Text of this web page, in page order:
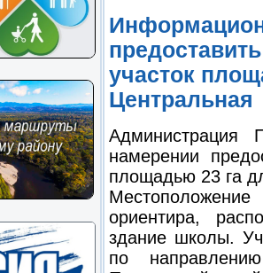
участок
Центральная
Администрация
намерении
площадью 23 га
Местоположение
ориентира,
здание школы.
по